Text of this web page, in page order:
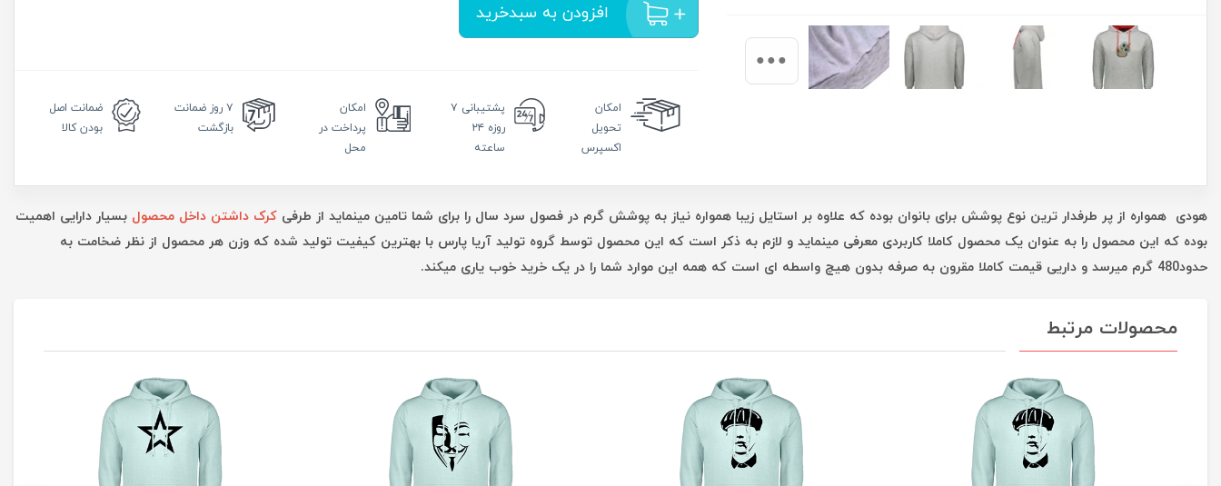
افزودن به سبدخرید
امکان
تحویل
اکسپرس
پشتیبانی ۷
روزه ۲۴
ساعته
امکان
پرداخت در
محل
۷ روز
ضمانت
بازگشت
ضمانت اصل
بودن کالا
هودی همواره از پر طرفدار ترین نوع پوشش برای بانوان بوده که علاوه بر استایل زیبا همواره نیاز به پوشش گرم در فصول سرد سال را برای شما تامین مینماید از طرفی کرک داشتن داخل محصول بسیار دارایی اهمیت
بوده که این محصول را به عنوان یک محصول کاملا کاربردی معرفی مینماید و لازم به ذکر است که این محصول توسط گروه تولید آریا پارس با بهترین کیفیت تولید شده که وزن هر محصول از نظر ضخامت به
حدود480 گرم میرسد و داریی قیمت کاملا مقرون به صرفه بدون هیچ واسطه ای است که همه این موارد شما را در یک خرید خوب یاری میکند.
محصولات مرتبط